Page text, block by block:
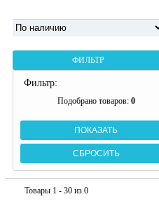
ФИЛЬТР
Фильтр:
Подобрано товаров: 0
Товары 1 - 30 из 0